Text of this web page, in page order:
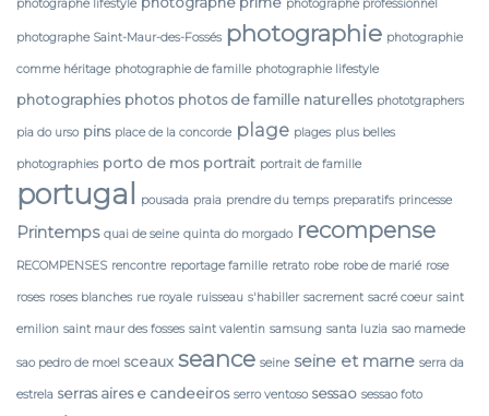
photographe lifestyle photographe professionnel
photographe Saint-Maur-des-Fossés photographie photographie
comme héritage photographie de famille photographie lifestyle
photographies photos photos de famille naturelles phototgraphers
pia do urso pins place de la concorde plage plages plus belles
photographies porto de mos portrait portrait de famille
portugal pousada praia prendre du temps preparatifs princesse
Printemps quai de seine quinta do morgado recompense
RECOMPENSES rencontre reportage famille retrato robe robe de marié rose
roses roses blanches rue royale ruisseau s'habiller sacrement sacré coeur saint
emilion saint maur des fosses saint valentin samsung santa luzia sao mamede
sao pedro de moel sceaux seance seine seine et marne serra da
estrela serras aires e candeeiros serro ventoso sessao sessao foto